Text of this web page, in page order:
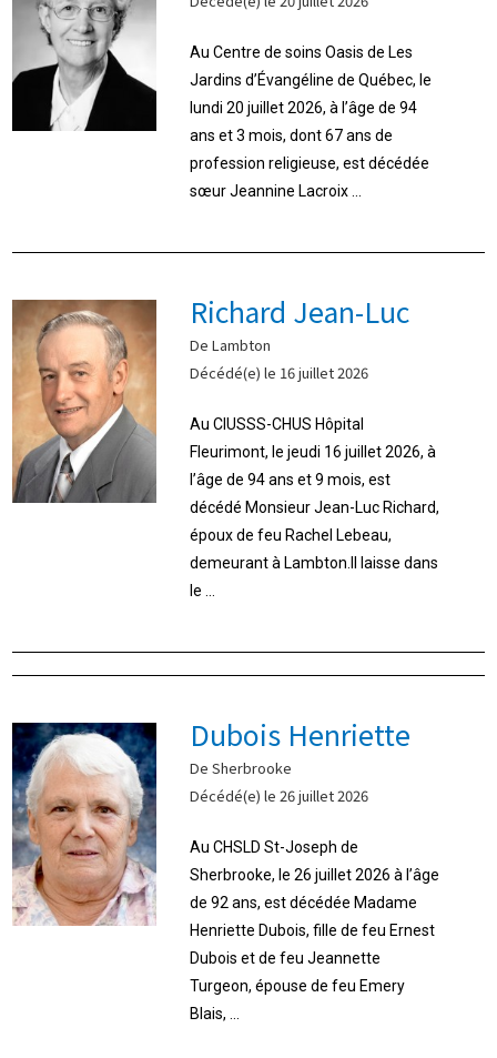
Au Centre de soins Oasis de Les
Jardins d’Évangéline de Québec, le
lundi 20 juillet 2026, à l’âge de 94
ans et 3 mois, dont 67 ans de
profession religieuse, est décédée
sœur Jeannine Lacroix ...
Richard Jean-Luc
De Lambton
Décédé(e) le 16 juillet 2026
Au CIUSSS-CHUS Hôpital
Fleurimont, le jeudi 16 juillet 2026, à
l’âge de 94 ans et 9 mois, est
décédé Monsieur Jean-Luc Richard,
époux de feu Rachel Lebeau,
demeurant à Lambton.Il laisse dans
le ...
Dubois Henriette
De Sherbrooke
Décédé(e) le 26 juillet 2026
Au CHSLD St-Joseph de
Sherbrooke, le 26 juillet 2026 à l’âge
de 92 ans, est décédée Madame
Henriette Dubois, fille de feu Ernest
Dubois et de feu Jeannette
Turgeon, épouse de feu Emery
Blais, ...